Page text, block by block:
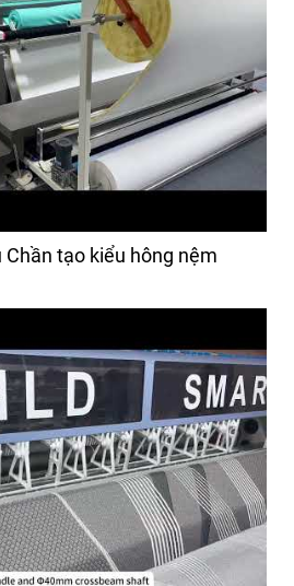
tạo kiểu hông nệm